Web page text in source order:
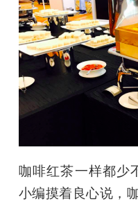
咖啡红茶一样都少
小编摸着良心说，